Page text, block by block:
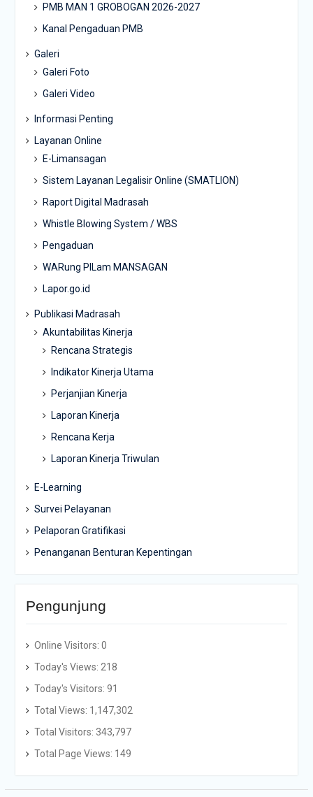
PMB MAN 1 GROBOGAN 2026-2027
Kanal Pengaduan PMB
Galeri
Galeri Foto
Galeri Video
Informasi Penting
Layanan Online
E-Limansagan
Sistem Layanan Legalisir Online (SMATLION)
Raport Digital Madrasah
Whistle Blowing System / WBS
Pengaduan
WARung PILam MANSAGAN
Lapor.go.id
Publikasi Madrasah
Akuntabilitas Kinerja
Rencana Strategis
Indikator Kinerja Utama
Perjanjian Kinerja
Laporan Kinerja
Rencana Kerja
Laporan Kinerja Triwulan
E-Learning
Survei Pelayanan
Pelaporan Gratifikasi
Penanganan Benturan Kepentingan
Pengunjung
Online Visitors: 0
Today's Views: 218
Today's Visitors: 91
Total Views: 1,147,302
Total Visitors: 343,797
Total Page Views: 149